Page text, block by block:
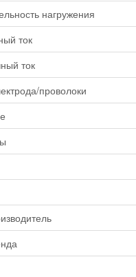
нагружения
ток
ток
проволоки